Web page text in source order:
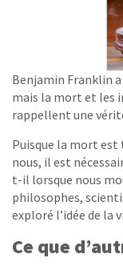
Benjamin Franklin
mais la mort et les
rappellent une
Puisque la mort
nous, il est
t-il lorsque nous
philosophes,
exploré l’idée de la
Ce que